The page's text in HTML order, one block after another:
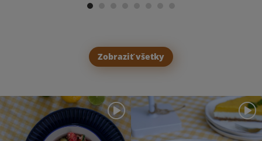
Zobraziť všetky